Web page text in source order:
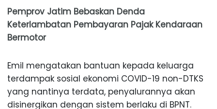
Pemprov Jatim Bebaskan Denda
Keterlambatan Pembayaran Pajak Kendaraan
Bermotor
Emil mengatakan bantuan kepada keluarga
terdampak sosial ekonomi COVID-19 non-DTKS
yang nantinya terdata, penyalurannya akan
disinergikan dengan sistem berlaku di BPNT.